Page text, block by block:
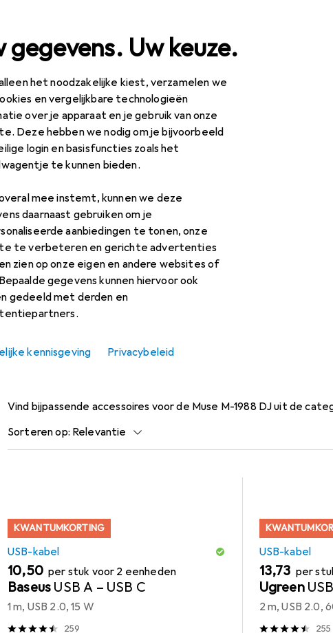
gegevens. Uw keuze.
het noodzakelijke kiest, verzamelen we
en vergelijkbare technologieën
over je apparaat en je gebruik van onze
Deze hebben we nodig om je bijvoorbeeld
login en basisfuncties zoals het
te kunnen bieden.
mee instemt, kunnen we deze
daarnaast gebruiken om je
aanbiedingen te tonen, onze
te verbeteren en gerichte advertenties
zien op onze eigen en andere websites of
gegevens kunnen hiervoor ook
gedeeld met derden en
kennisgeving Privacybeleid
Productassortiment IT + Multimedia
EUR
308,99
MuseM-1988 DJ
Vind bijpassende accessoires voor de Muse M-1988 DJ uit de
Sorteren op: Relevantie
KWANTUMKORTING
USB-kabel
EUR
10,50 per stuk voor 2 eenheden
Baseus USB A – USB C
1 m, USB 2.0, 15 W
259
USB-kabel
EUR
13,73 per
Ugreen
2 m, USB 2.0,
255